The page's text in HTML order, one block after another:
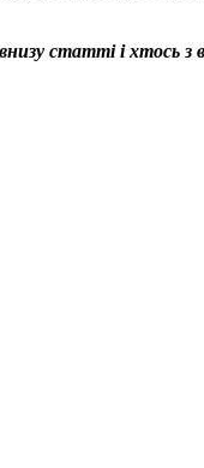
статті і хтось з